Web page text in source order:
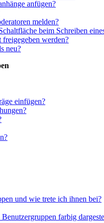
anfügen?
melden?
beim Schreiben
freigegeben werden?
neu?
einfügen?
und wie trete ich ihnen bei?
farbig